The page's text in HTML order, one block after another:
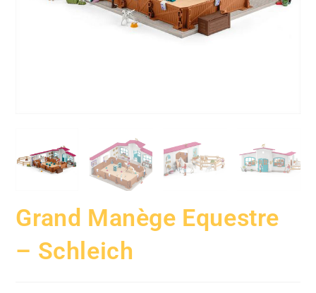
Grand Manège Equestre
– Schleich